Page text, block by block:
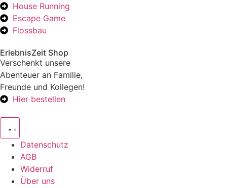
House Running
Escape Game
Flossbau
ErlebnisZeit Shop
Verschenkt unsere
Abenteuer an Familie,
Freunde und Kollegen!
Hier bestellen
Datenschutz
AGB
Widerruf
Über uns